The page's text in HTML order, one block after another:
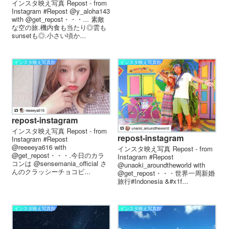
インスタ映え写真 Repost - from
Instagram #Repost @y_aloha143
with @get_repost・・・... 素敵
な空の旅️.機内食も当たり◎雲も
sunsetも◎.小さい頃か...
インスタ映え写真館
repost-instagram
インスタ映え写真 Repost - from
Instagram #Repost
@reeeeya616 with
@get_repost・・・.今日のカラ
コンは @sensemania_official さ
んのクラッシーチョコビ...
インスタ映え写真館
repost-instagram
インスタ映え写真 Repost - from
Instagram #Repost
@unaoki_aroundtheworld with
@get_repost・・・世界一周新婚
旅行️#Indonesia &#x1f...
インスタ映え写真館 インスタ映え写真館